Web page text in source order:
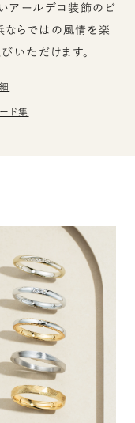
アールデコ装飾のビ
ならではの風情を楽
いただけます。
ド集